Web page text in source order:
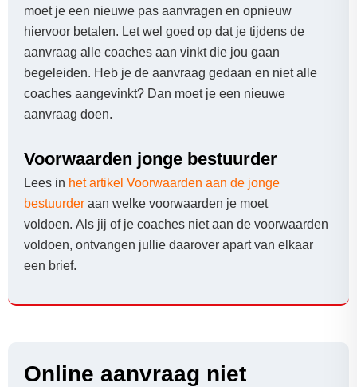
moet je een nieuwe pas aanvragen en opnieuw
hiervoor betalen. Let wel goed op dat je tijdens de
aanvraag alle coaches aan vinkt die jou gaan
begeleiden. Heb je de aanvraag gedaan en niet alle
coaches aangevinkt? Dan moet je een nieuwe
aanvraag doen.
Voorwaarden jonge bestuurder
Lees in het artikel Voorwaarden aan de jonge
bestuurder aan welke voorwaarden je moet
voldoen. Als jij of je coaches niet aan de voorwaarden
voldoen, ontvangen jullie daarover apart van elkaar
een brief.
Online aanvraag niet